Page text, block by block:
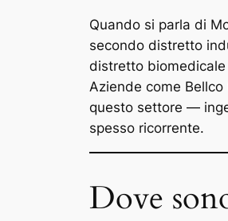
Quando si parla di
secondo distretto
distretto biomedicale
Aziende come
questo settore —
spesso ricorrente.
Dove